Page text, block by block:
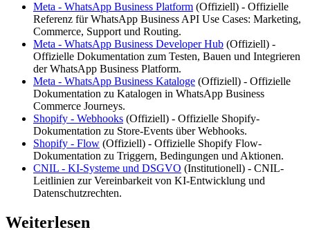
Meta - WhatsApp Business Platform (Offiziell) - Offizielle
Referenz für WhatsApp Business API Use Cases: Marketing,
Commerce, Support und Routing.
Meta - WhatsApp Business Developer Hub (Offiziell) -
Offizielle Dokumentation zum Testen, Bauen und Integrieren
der WhatsApp Business Platform.
Meta - WhatsApp Business Kataloge (Offiziell) - Offizielle
Dokumentation zu Katalogen in WhatsApp Business
Commerce Journeys.
Shopify - Webhooks (Offiziell) - Offizielle Shopify-
Dokumentation zu Store-Events über Webhooks.
Shopify - Flow (Offiziell) - Offizielle Shopify Flow-
Dokumentation zu Triggern, Bedingungen und Aktionen.
CNIL - KI-Systeme und DSGVO (Institutionell) - CNIL-
Leitlinien zur Vereinbarkeit von KI-Entwicklung und
Datenschutzrechten.
Weiterlesen